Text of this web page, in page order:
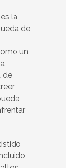
la
de
un
de